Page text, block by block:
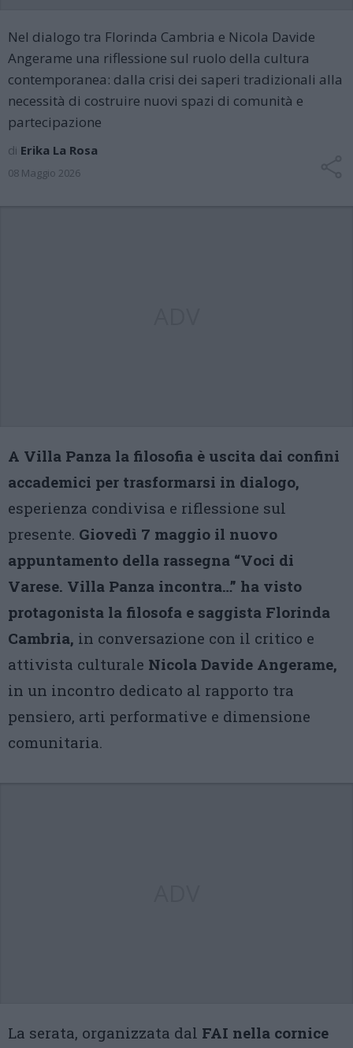
Nel dialogo tra Florinda Cambria e Nicola Davide
Angerame una riflessione sul ruolo della cultura
contemporanea: dalla crisi dei saperi tradizionali alla
necessità di costruire nuovi spazi di comunità e
partecipazione
di Erika La Rosa
08 Maggio 2026
A Villa Panza la filosofia è uscita dai confini
accademici per trasformarsi in dialogo,
esperienza condivisa e riflessione sul
presente. Giovedì 7 maggio il nuovo
appuntamento della rassegna “Voci di
Varese. Villa Panza incontra…” ha visto
protagonista la filosofa e saggista Florinda
Cambria, in conversazione con il critico e
attivista culturale Nicola Davide Angerame,
in un incontro dedicato al rapporto tra
pensiero, arti performative e dimensione
comunitaria.
La serata, organizzata dal FAI nella cornice